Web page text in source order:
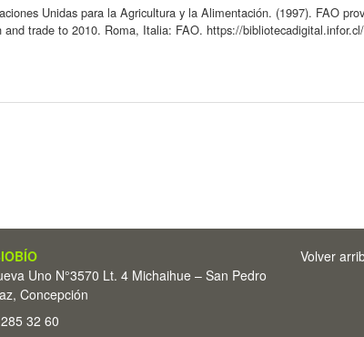
Unidas para la Agricultura y la Alimentación. (1997). FAO
and trade to 2010. Roma, Italia: FAO. https://
Uno N°3570 Lt. 4 Michaihue – San Pedro
Concepción
32 60
Volver